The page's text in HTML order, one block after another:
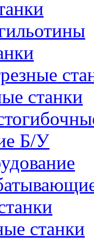
станки
Б/У
станки